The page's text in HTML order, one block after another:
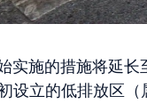
实施的措施将延
设立的低排放区（